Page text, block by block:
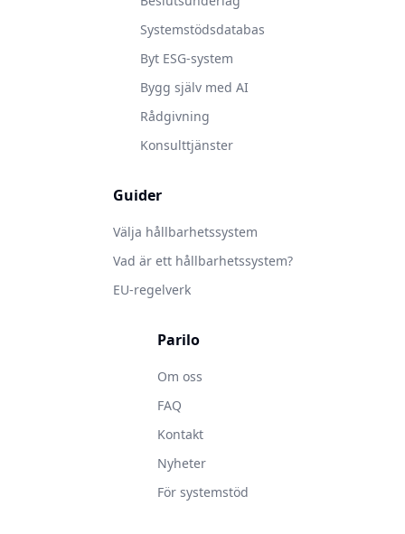
Systemstödsdatabas
Byt ESG-system
Bygg själv med AI
Rådgivning
Konsulttjänster
Guider
Välja hållbarhetssystem
Vad är ett hållbarhetssystem?
EU-regelverk
Parilo
Om oss
FAQ
Kontakt
Nyheter
För systemstöd